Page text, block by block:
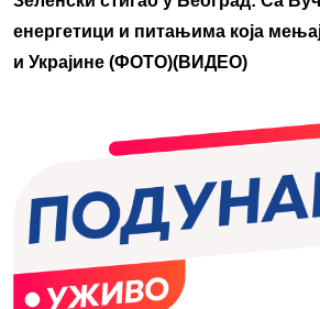
енергетици и питањима која
и Украјине (ФОТО)(ВИДЕО)